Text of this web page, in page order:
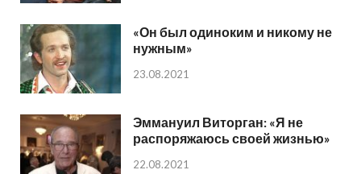
«Он был одиноким и никому не
нужным»
23.08.2021
Эммануил Виторган: «Я не
распоряжаюсь своей жизнью»
22.08.2021